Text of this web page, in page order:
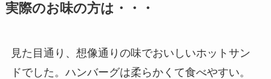
実際のお味の方は・・・
見た目通り、想像通りの味でおいしいホットサン
ドでした。ハンバーグは柔らかくて食べやすい。